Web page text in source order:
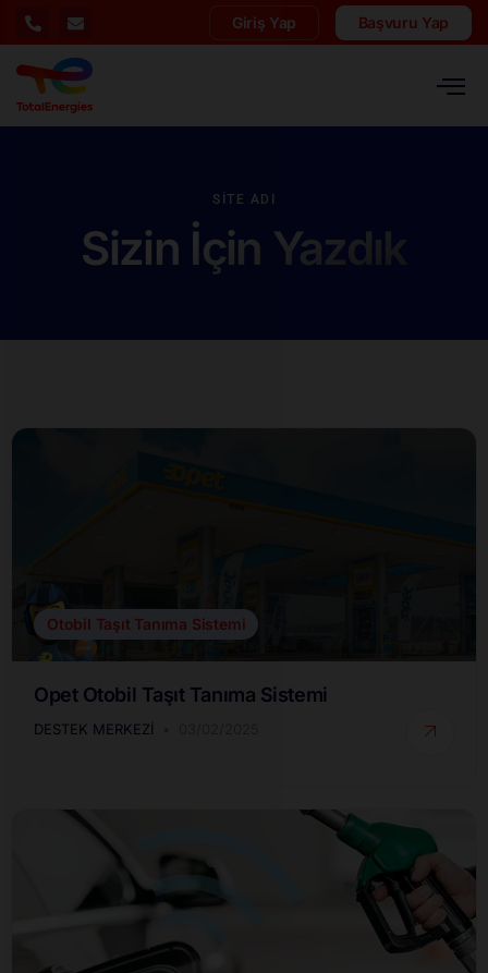
Giriş Yap Başvuru Yap
SITE ADI
Sizin İçin Yazdık
Otobil Taşıt Tanıma Sistemi
Opet Otobil Taşıt Tanıma Sistemi
DESTEK MERKEZI